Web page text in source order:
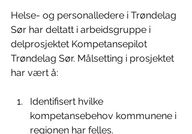
Helse- og personalledere i Trøndelag
Sør har deltatt i arbeidsgruppe i
delprosjektet Kompetansepilot
Trøndelag Sør. Målsetting i prosjektet
har vært å:
Identifisert hvilke
kompetansebehov kommunene i
regionen har felles.